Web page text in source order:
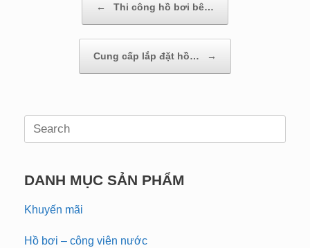
Post navigation
← Thi công hồ bơi bê…
Cung cấp lắp đặt hồ… →
Search
DANH MỤC SẢN PHẨM
Khuyến mãi
Hồ bơi – công viên nước